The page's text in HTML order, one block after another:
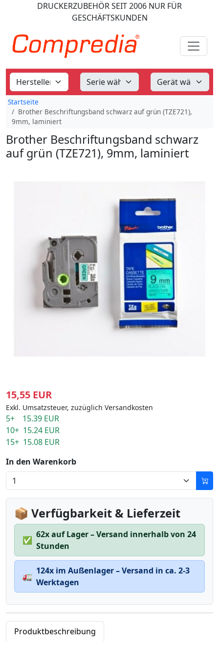
DRUCKERZUBEHÖRSEIT 2006 NUR FÜR
GESCHÄFTSKUNDEN
Startseite
Brother Beschriftungsband schwarz auf grün (TZE721),
9mm, laminiert
Brother Beschriftungsband schwarz
auf grün (TZE721), 9mm, laminiert
15,55 EUR
Exkl. Umsatzsteuer, zuzüglich Versandkosten
5+ 15.39 EUR
10+ 15.24 EUR
15+ 15.08 EUR
In den Warenkorb
📦 Verfügbarkeit & Lieferzeit
✅
62x auf Lager – Versand innerhalb von 24
Stunden
🚛
124x im Außenlager – Versand in ca. 2-3
Werktagen
Produktbeschreibung